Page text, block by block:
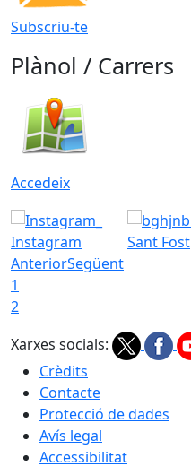
Subscriu-te
Plànol / Carrers
Accedeix
Instagram
Sant Fost
AnteriorSegüent
1
2
Xarxes socials:
Crèdits
Contacte
Protecció de dades
Avís legal
Accessibilitat